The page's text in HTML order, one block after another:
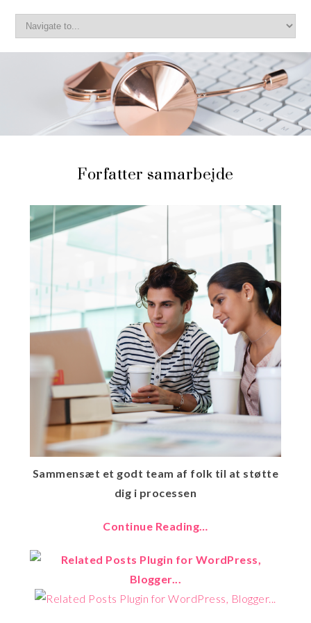
Forfatter samarbejde
Sammensæt et godt team af folk til at støtte
dig i processen
Continue Reading…